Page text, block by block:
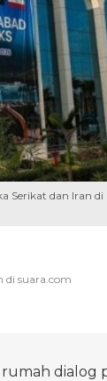
dan Iran
dialog